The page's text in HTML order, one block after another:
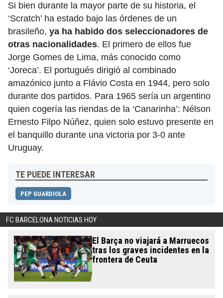
Si bien durante la mayor parte de su historia, el
‘Scratch’ ha estado bajo las órdenes de un
brasileño, ya ha habido dos seleccionadores de
otras nacionalidades. El primero de ellos fue
Jorge Gomes de Lima, más conocido como
‘Joreca’. El portugués dirigió al combinado
amazónico junto a Flávio Costa en 1944, pero solo
durante dos partidos. Para 1965 sería un argentino
quien cogería las riendas de la ‘Canarinha’: Nélson
Ernesto Filpo Núñez, quien solo estuvo presente en
el banquillo durante una victoria por 3-0 ante
Uruguay.
TE PUEDE INTERESAR
PEP GUARDIOLA
FC BARCELONA NOTICIAS HOY
El Barça no viajará a Marruecos
tras los graves incidentes en la
frontera de Ceuta